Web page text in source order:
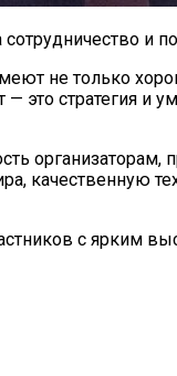
сотрудничество и
не только
это стратегия и
организаторам,
качественную
с ярким